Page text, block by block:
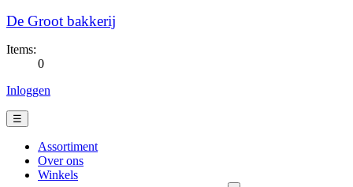
De Groot bakkerij
Items:
0
Inloggen
☰
Assortiment
Over ons
Winkels